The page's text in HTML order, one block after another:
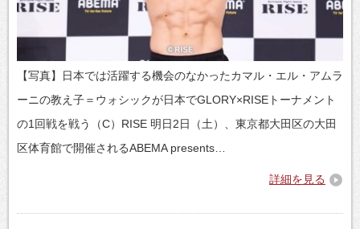
【写真】日本では活躍する機会のなかったカマル・エル・アムラ
ーニの教え子＝ウォシックが日本でGLORY×RISEトーナメント
の1回戦を戦う（C）RISE 明日2日（土）、東京都大田区の大田
区体育館で開催されるABEMA presents…
詳細を見る